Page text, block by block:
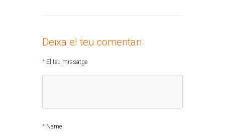
Deixa el teu comentari
El teu missatge
Name